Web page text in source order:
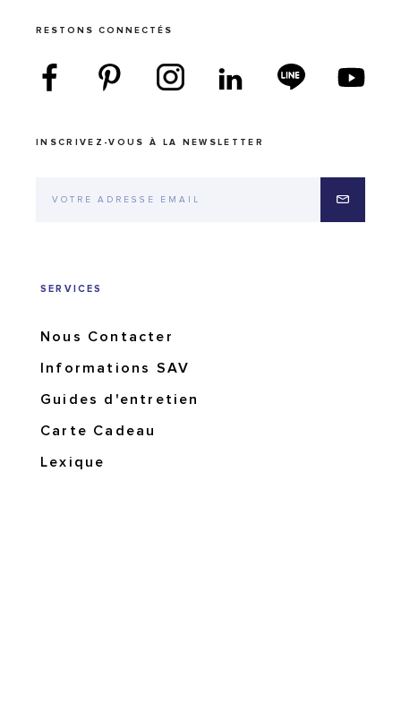
RESTONS CONNECTÉS
INSCRIVEZ-VOUS À LA NEWSLETTER
SERVICES
Nous Contacter
Informations SAV
Guides d'entretien
Carte Cadeau
Lexique